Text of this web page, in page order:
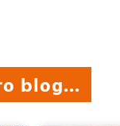
blog...